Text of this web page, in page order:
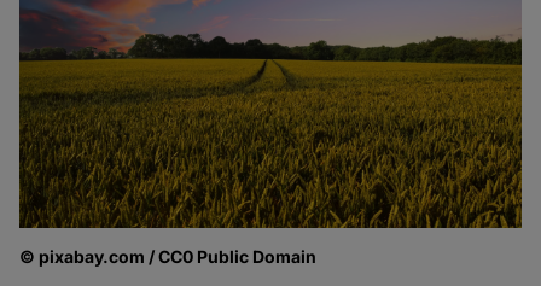
© pixabay.com / CC0 Public Domain